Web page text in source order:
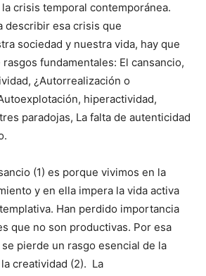
crisis temporal contemporánea.
describir esa crisis que
sociedad y nuestra vida, hay que
fundamentales: El cansancio,
¿Autorrealización o
hiperactividad,
paradojas, La falta de autenticidad
(1) es porque vivimos en la
y en ella impera la vida activa
Han perdido importancia
que no son productivas. Por esa
pierde un rasgo esencial de la
creatividad (2). La